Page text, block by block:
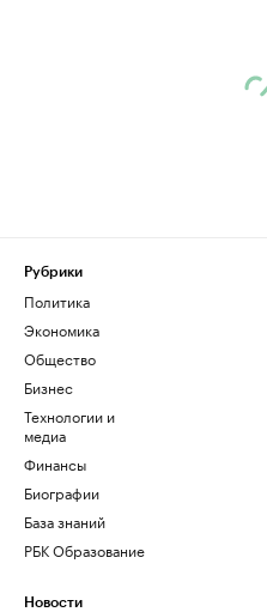
Рубрики
Политика
Экономика
Общество
Бизнес
Технологии и
медиа
Финансы
Биографии
База знаний
РБК Образование
Новости